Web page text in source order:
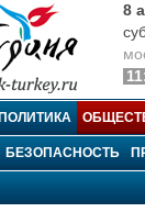
8
ПОЛИТИКА
БЕЗОПАСНОСТЬ